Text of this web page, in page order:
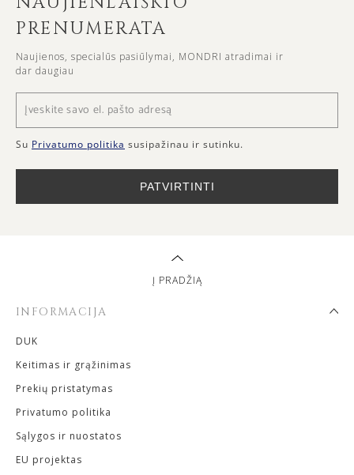
PRENUMERATA
Naujienos, specialūs pasiūlymai, MONDRI atradimai ir
dar daugiau
Su Privatumo politika susipažinau ir sutinku.
PATVIRTINTI
INFORMACIJA
DUK
Keitimas ir grąžinimas
Prekių pristatymas
Privatumo politika
Sąlygos ir nuostatos
EU projektas
Į PRADŽIĄ